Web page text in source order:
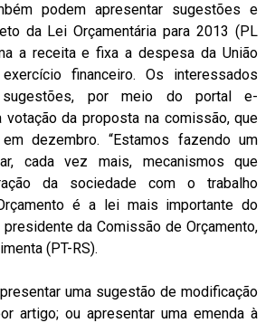
podem apresentar sugestões e
da Lei Orçamentária para 2013 (PL
a receita e fixa a despesa da União
financeiro. Os interessados
sugestões, por meio do portal e-
votação da proposta na comissão, que
dezembro. “Estamos fazendo um
cada vez mais, mecanismos que
da sociedade com o trabalho
é a lei mais importante do
da Comissão de Orçamento,
(PT-RS).
uma sugestão de modificação
artigo; ou apresentar uma emenda à